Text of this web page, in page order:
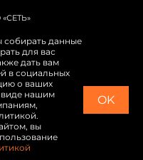
Карта сайтаданные
для вас
дать вам
в социальных
о ваших
виде нашим
вы
OK